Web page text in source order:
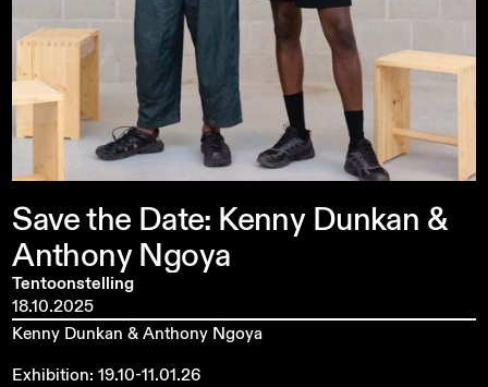
Savethe Date: Kenny Dunkan &
Anthony Ngoya
Tentoonstelling
18.10.2025
Kenny Dunkan & Anthony Ngoya
Exhibition: 19.10-11.01.26